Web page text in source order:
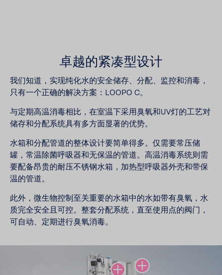
卓越的紧凑型设计
我们知道，实现纯化水的安全储存、分配、监控和消毒，
只有一个正确的解决方案：LOOPO C。
与定期高温消毒相比，在室温下采用臭氧和UV灯的工艺对
储存和分配系统具有多方面显著的优势。
水箱和分配管道的整体设计要简单得多。仅需要常压储
罐，常温除菌呼吸器和无保温的管道。高温消毒系统则需
要配备昂贵的耐压不锈钢水箱，加热型呼吸器外壳和带保
温的管道。
此外，微生物控制至关重要的水箱中的水如带有臭氧，水
质完全安全且可控。整套分配系统，直至使用点的阀门，
可自动、定期进行臭氧消毒。